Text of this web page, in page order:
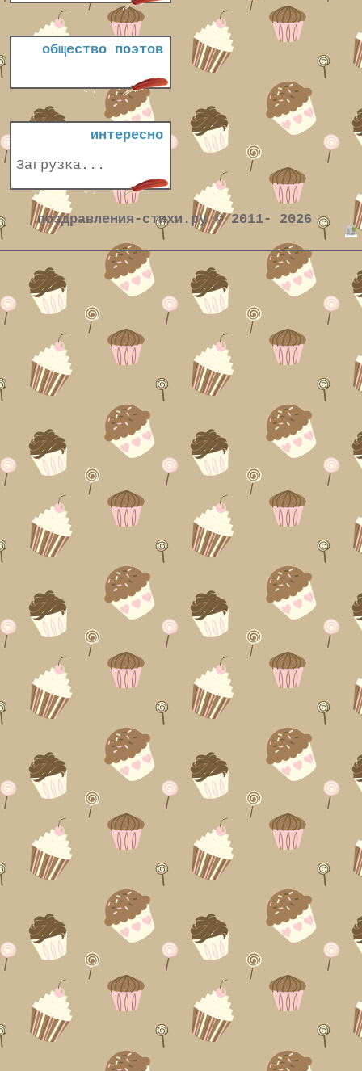
общество поэтов
интересно
Загрузка...
поздравления-стихи.ру © 2011- 2026